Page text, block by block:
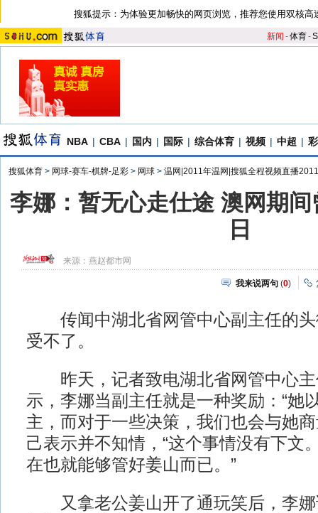
搜狐提示：为体验更加畅快的网页浏览，推荐您使用双核高
新闻 -体育-S
NBA | CBA | 国内 | 国际 | 综合体育 | 视频 | 中超 |
搜狐体育 > 网球-赛车-棋牌-足彩 > 网球 > 温网|2011年温网|搜狐全程视频直播
李娜：暂无心走仕途 澳网期
日
来源： 燕赵都市网
我来说两句 (0)
传闻中湖北省网管中心副主任的头
受不了。
昨天，记者致电湖北省网管中心主
示，李娜当副主任就是一种奖励：“她
主，而对于一些决策，我们也会与她
己表示并不知情，“这个事情没有下文
在也就能够管好姜山而已。”
又拿老公姜山开了通玩笑后，李娜